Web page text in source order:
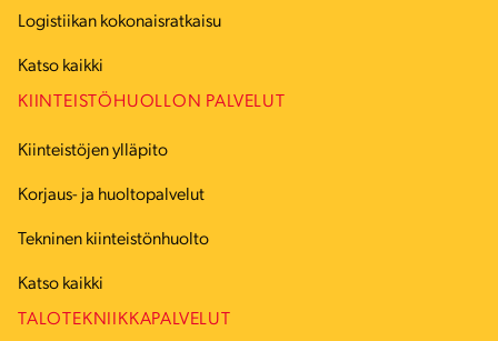
Logistiikan kokonaisratkaisu
Katso kaikki
KIINTEISTÖHUOLLON PALVELUT
Kiinteistöjen ylläpito
Korjaus- ja huoltopalvelut
Tekninen kiinteistönhuolto
Katso kaikki
TALOTEKNIIKKAPALVELUT